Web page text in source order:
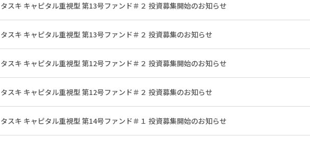
タスキ キャピタル重視型 第13号ファンド＃２ 投資募集開始のお知らせ
タスキ キャピタル重視型 第13号ファンド＃２ 投資募集のお知らせ
タスキ キャピタル重視型 第12号ファンド＃２ 投資募集開始のお知らせ
タスキ キャピタル重視型 第12号ファンド＃２ 投資募集のお知らせ
タスキ キャピタル重視型 第14号ファンド＃１ 投資募集開始のお知らせ